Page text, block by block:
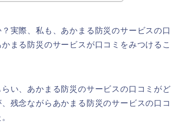
実際、私も、あかまる防災のサービスの口
まる防災のサービスが口コミをみつけるこ
い、あかまる防災のサービスの口コミがど
残念ながらあかまる防災のサービスの口コ